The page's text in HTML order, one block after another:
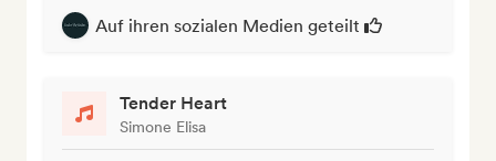
Auf ihren sozialen Medien geteilt
Tender Heart
Simone Elisa